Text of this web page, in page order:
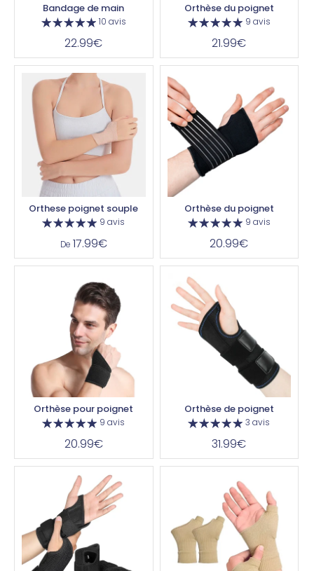
Bandage de main
10 avis
22.99€
Orthèse du poignet
9 avis
21.99€
Orthese poignet souple
9 avis
De 17.99€
Orthèse du poignet
9 avis
20.99€
Orthèse pour poignet
9 avis
20.99€
Orthèse de poignet
3 avis
31.99€